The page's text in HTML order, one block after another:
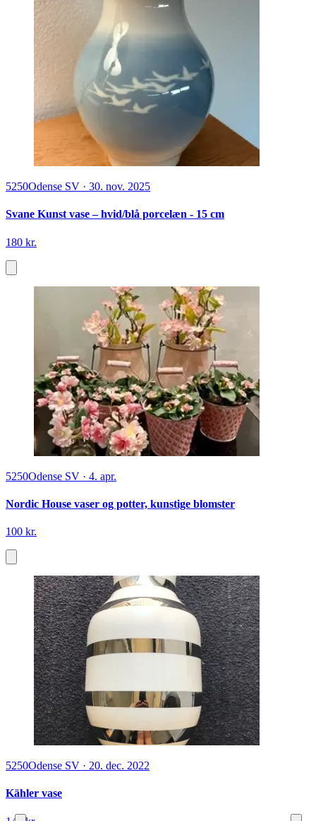
5250Odense SV · 30. nov. 2025
Svane Kunst vase – hvid/blå porcelæn - 15 cm
180 kr.
5250Odense SV · 4. apr.
Nordic House vaser og potter, kunstige blomster
100 kr.
5250Odense SV · 20. dec. 2022
Kähler vase